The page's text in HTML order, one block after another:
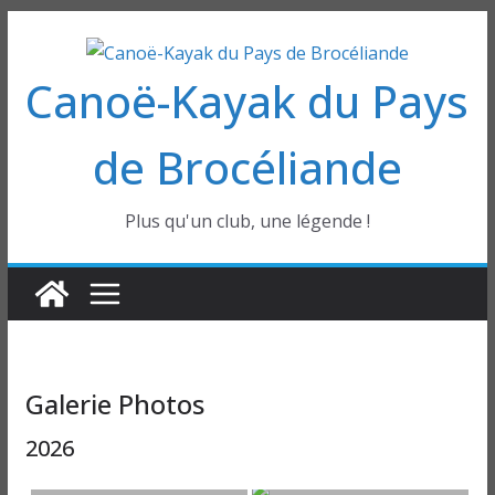
contenu
Canoë-Kayak du Pays
de Brocéliande
Plus qu'un club, une légende !
Galerie Photos
2026